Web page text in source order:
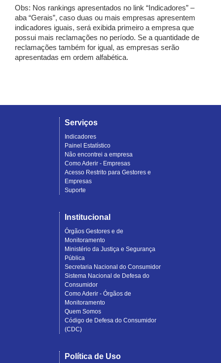
Obs: Nos rankings apresentados no link “Indicadores” –
aba “Gerais”, caso duas ou mais empresas apresentem
indicadores iguais, será exibida primeiro a empresa que
possui mais reclamações no período. Se a quantidade de
reclamações também for igual, as empresas serão
apresentadas em ordem alfabética.
Serviços
Indicadores
Painel Estatístico
Não encontrei a empresa
Como Aderir - Empresas
Acesso Restrito para Gestores e
Empresas
Suporte
Institucional
Órgãos Gestores e de
Monitoramento
Ministério da Justiça e Segurança
Pública
Secretaria Nacional do Consumidor
Sistema Nacional de Defesa do
Consumidor
Como Aderir - Órgãos de
Monitoramento
Quem Somos
Código de Defesa do Consumidor
(CDC)
Política de Uso